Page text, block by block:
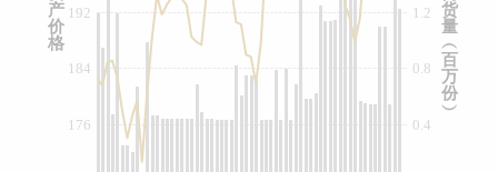
0.4
0.8
1.2
176
184
192
货
量
︵
百
万
份
︶
产
价
格